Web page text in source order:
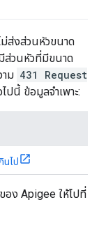
ส่งส่วนหัวขนาด
วนหัวที่มีขนาด
าม 431 Request
ปนี้ ข้อมูลจำเพาะ:
นไป
อง Apigee ให้ไปที่